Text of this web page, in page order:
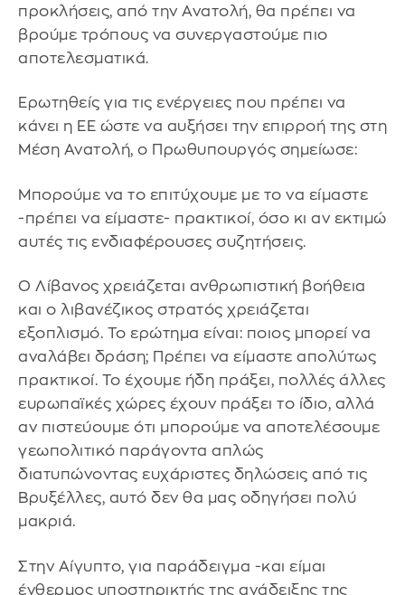
προκλήσεις, από την Ανατολή, θα πρέπει να
βρούμε τρόπους να συνεργαστούμε πιο
αποτελεσματικά.
Ερωτηθείς για τις ενέργειες που πρέπει να
κάνει η ΕΕ ώστε να αυξήσει την επιρροή της στη
Μέση Ανατολή, ο Πρωθυπουργός σημείωσε:
Μπορούμε να το επιτύχουμε με το να είμαστε
-πρέπει να είμαστε- πρακτικοί, όσο κι αν εκτιμώ
αυτές τις ενδιαφέρουσες συζητήσεις.
Ο Λίβανος χρειάζεται ανθρωπιστική βοήθεια
και ο λιβανέζικος στρατός χρειάζεται
εξοπλισμό. Το ερώτημα είναι: ποιος μπορεί να
αναλάβει δράση; Πρέπει να είμαστε απολύτως
πρακτικοί. Το έχουμε ήδη πράξει, πολλές άλλες
ευρωπαϊκές χώρες έχουν πράξει το ίδιο, αλλά
αν πιστεύουμε ότι μπορούμε να αποτελέσουμε
γεωπολιτικό παράγοντα απλώς
διατυπώνοντας ευχάριστες δηλώσεις από τις
Βρυξέλλες, αυτό δεν θα μας οδηγήσει πολύ
μακριά.
Στην Αίγυπτο, για παράδειγμα -και είμαι
ένθερμος υποστηρικτής της ανάδειξης της